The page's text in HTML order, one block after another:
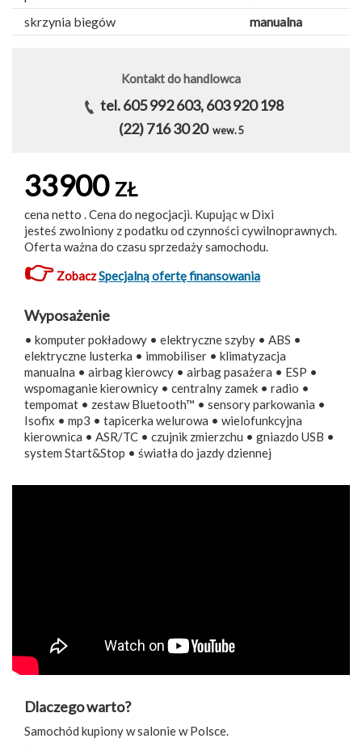
skrzynia biegów
manualna
Kontakt do handlowca
tel. 605 992 603, 603 920 198
(22) 716 30 20 wew. 5
33900 ZŁ
cena netto . Cena do negocjacji. Kupując w Dixi
jesteś zwolniony z podatku od czynności cywilnoprawnych.
Oferta ważna do czasu sprzedaży samochodu.
👉ZobaczSpecjalną ofertę finansowania
Wyposażenie
• komputer pokładowy • elektryczne szyby • ABS •
elektryczne lusterka • immobiliser • klimatyzacja
manualna • airbag kierowcy • airbag pasażera • ESP •
wspomaganie kierownicy • centralny zamek • radio •
tempomat • zestaw Bluetooth™ • sensory parkowania •
Isofix • mp3 • tapicerka welurowa • wielofunkcyjna
kierownica • ASR/TC • czujnik zmierzchu • gniazdo USB •
system Start&Stop • światła do jazdy dziennej
Dlaczego warto?
Samochód kupiony w salonie w Polsce.